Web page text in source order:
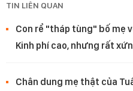
TIN LIÊN QUAN
Con rể "tháp tùng" bố mẹ
Kinh phí cao, nhưng rất
Chân dung mẹ thật của